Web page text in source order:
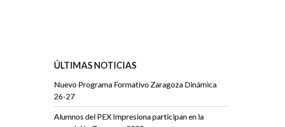
ÚLTIMAS NOTICIAS
Nuevo Programa Formativo Zaragoza Dinámica
26-27
Alumnos del PEX Impresiona participan en la